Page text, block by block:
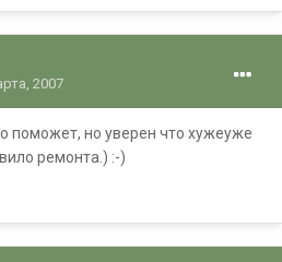
2007
поможет, но уверен что хужеуже
ремонта.) :-)